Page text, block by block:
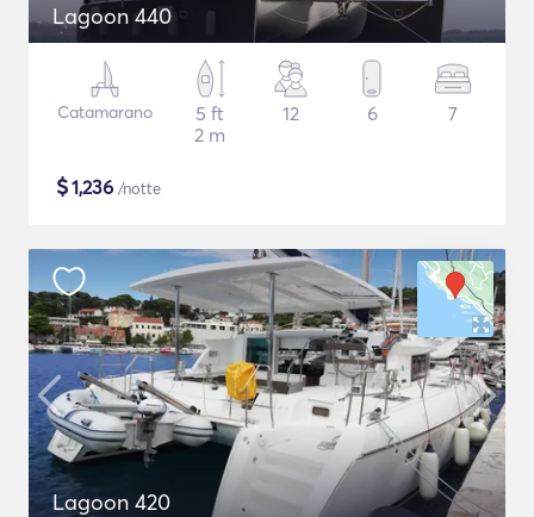
Lagoon 440
Catamarano
5 ft
2 m
12 6 7
$1,236 /notte
Lagoon 420